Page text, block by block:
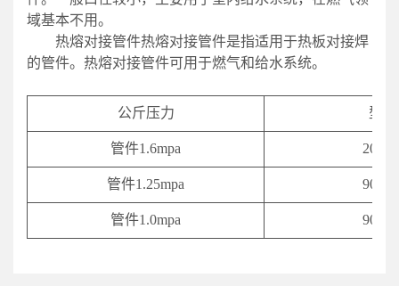
域基本不用。
热熔对接管件热熔对接管件是指适用于热板对接焊
的管件。热熔对接管件可用于燃气和给水系统。
公斤压力 型号
管件1.6mpa 20-
管件1.25mpa 90-
管件1.0mpa 90-